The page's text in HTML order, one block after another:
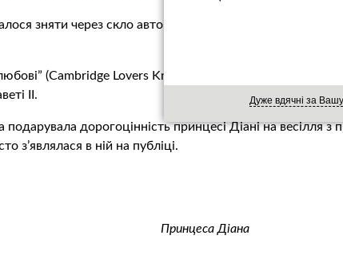
Дуже вдячні за
зняти через скло автомобіля, що Кейт на званий
(Cambridge Lovers Knot), яку ще називають
II.
подарувала дорогоцінність принцесі Діані на весілля
з’являлася в ній на публіці.
Принцеса Діана